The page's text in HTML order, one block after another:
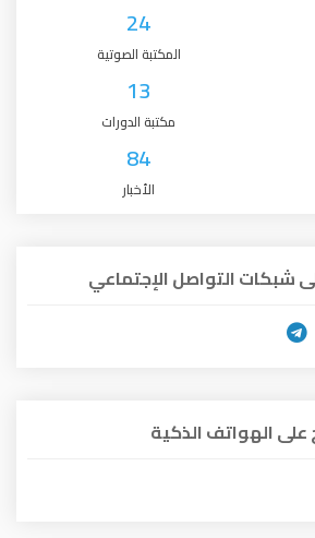
24
المكتبة الصوتية
13
مكتبة الدورات
84
الأخبار
شبكات التواصل الإجتماعي
الهواتف الذكية